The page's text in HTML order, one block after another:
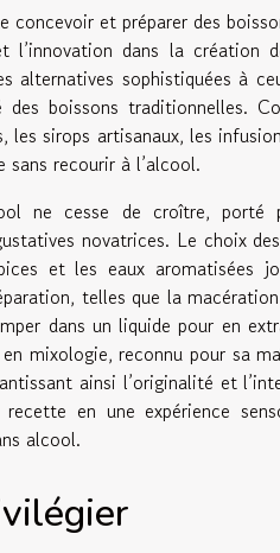
concevoir et préparer des
l’innovation dans la
alternatives sophistiquées à
des boissons traditionnelles.
sirops artisanaux, les
recourir à l’alcool.
ne cesse de croître, porté
novatrices. Le choix
et les eaux aromatisées
telles que la
dans un liquide pour en
mixologie, reconnu pour sa
ainsi l’originalité et
en une expérience
alcool.